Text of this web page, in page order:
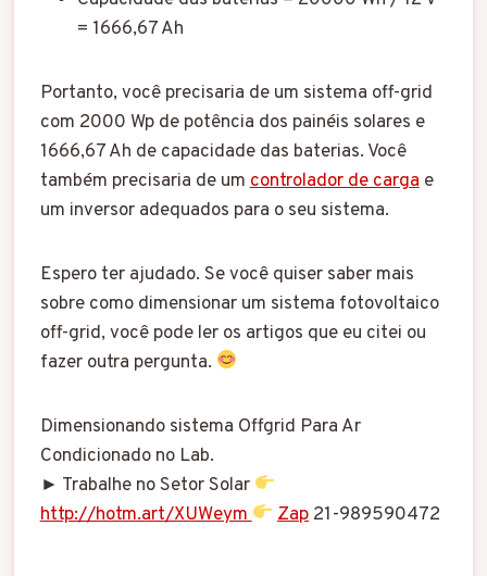
= 1666,67 Ah
Portanto, você precisaria de um sistema off-grid
com 2000 Wp de potência dos painéis solares e
1666,67 Ah de capacidade das baterias. Você
também precisaria de umcontrolador de cargae
um inversor adequados para o seu sistema.
Espero ter ajudado. Se você quiser saber mais
sobre como dimensionar um sistema fotovoltaico
off-grid, você pode ler os artigos que eu citei ou
fazer outra pergunta.
Dimensionando sistema Offgrid Para Ar
Condicionado no Lab.
► Trabalhe no Setor Solar
http://hotm.art/XUWeym
Zap 21-989590472